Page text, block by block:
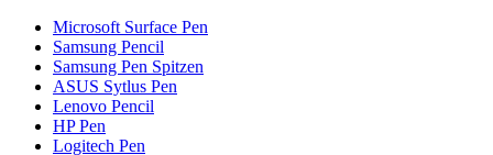
Microsoft Surface Pen
Samsung Pencil
Samsung Pen Spitzen
ASUS Sytlus Pen
Lenovo Pencil
HP Pen
Logitech Pen